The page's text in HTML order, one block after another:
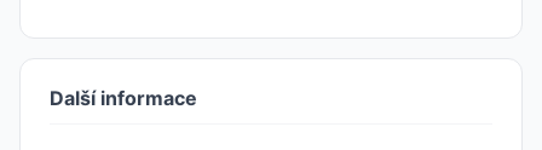
Další informace